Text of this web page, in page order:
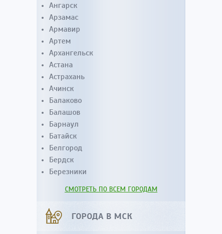
Ангарск
Арзамас
Армавир
Артем
Архангельск
Астана
Астрахань
Ачинск
Балаково
Балашов
Барнаул
Батайск
Белгород
Бердск
Березники
СМОТРЕТЬ ПО ВСЕМ ГОРОДАМ
ГОРОДА В МСК